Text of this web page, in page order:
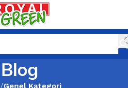
Blog
/Genel Kategori